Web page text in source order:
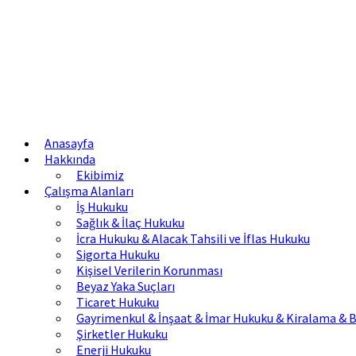
Anasayfa
Hakkında
Ekibimiz
Çalışma Alanları
İş Hukuku
Sağlık & İlaç Hukuku
İcra Hukuku & Alacak Tahsili ve İflas Hukuku
Sigorta Hukuku
Kişisel Verilerin Korunması
Beyaz Yaka Suçları
Ticaret Hukuku
Gayrimenkul & İnşaat & İmar Hukuku & Kiralama &
Şirketler Hukuku
Enerji Hukuku